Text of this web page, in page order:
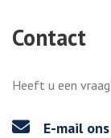
Contact
Heeft u een
E-mail ons